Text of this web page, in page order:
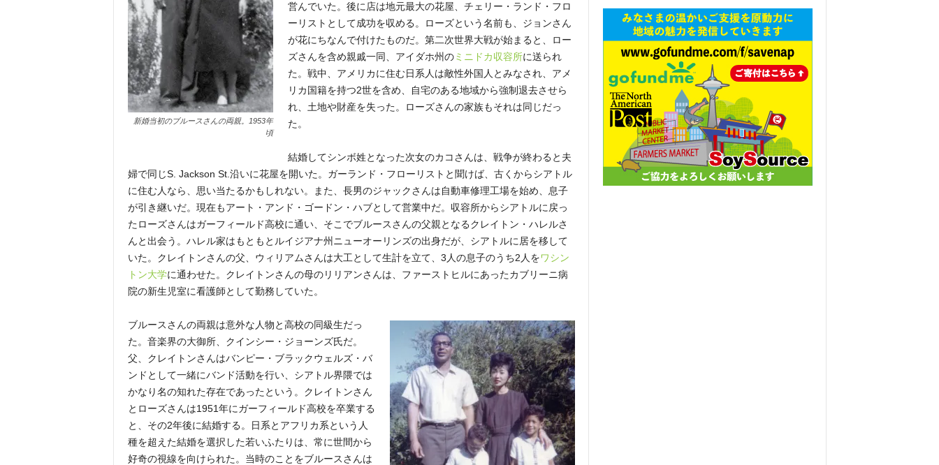
新婚当初のブルースさんの両親。1953年
頃
営んでいた。後に店は地元最大の花屋、チェリー・ランド・フロ
ーリストとして成功を収める。ローズという名前も、ジョンさん
が花にちなんで付けたものだ。第二次世界大戦が始まると、ロー
ズさんを含め親戚一同、アイダホ州のミニドカ収容所に送られ
た。戦中、アメリカに住む日系人は敵性外国人とみなされ、アメ
リカ国籍を持つ2世を含め、自宅のある地域から強制退去させら
れ、土地や財産を失った。ローズさんの家族もそれは同じだっ
た。
結婚してシンボ姓となった次女のカコさんは、戦争が終わると夫
婦で同じS. Jackson St.沿いに花屋を開いた。ガーランド・フローリストと聞けば、古くからシアトル
に住む人なら、思い当たるかもしれない。また、長男のジャックさんは自動車修理工場を始め、息子
が引き継いだ。現在もアート・アンド・ゴードン・ハブとして営業中だ。収容所からシアトルに戻っ
たローズさんはガーフィールド高校に通い、そこでブルースさんの父親となるクレイトン・ハレルさ
んと出会う。ハレル家はもともとルイジアナ州ニューオーリンズの出身だが、シアトルに居を移して
いた。クレイトンさんの父、ウィリアムさんは大工として生計を立て、3人の息子のうち2人をワシン
トン大学に通わせた。クレイトンさんの母のリリアンさんは、ファーストヒルにあったカブリーニ病
院の新生児室に看護師として勤務していた。
ブルースさんの両親は意外な人物と高校の同級生だっ
た。音楽界の大御所、クインシー・ジョーンズ氏だ。
父、クレイトンさんはバンピー・ブラックウェルズ・バ
ンドとして一緒にバンド活動を行い、シアトル界隈では
かなり名の知れた存在であったという。クレイトンさん
とローズさんは1951年にガーフィールド高校を卒業する
と、その2年後に結婚する。日系とアフリカ系という人
種を超えた結婚を選択した若いふたりは、常に世間から
好奇の視線を向けられた。当時のことをブルースさんは